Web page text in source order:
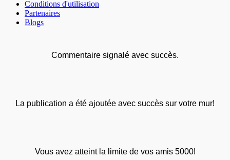
Conditions d'utilisation
Partenaires
Blogs
Commentaire signalé avec succès.
La publication a été ajoutée avec succès sur votre mur!
Vous avez atteint la limite de vos amis 5000!